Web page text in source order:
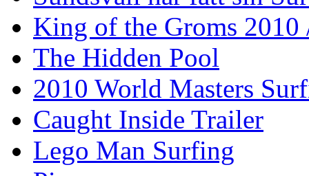
King of the Groms
The Hidden Pool
2010 World Masters
Caught Inside Trailer
Lego Man Surfing